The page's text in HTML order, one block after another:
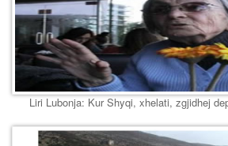
Liri Lubonja: Kur Shyqi, xhelati, zgjidhej